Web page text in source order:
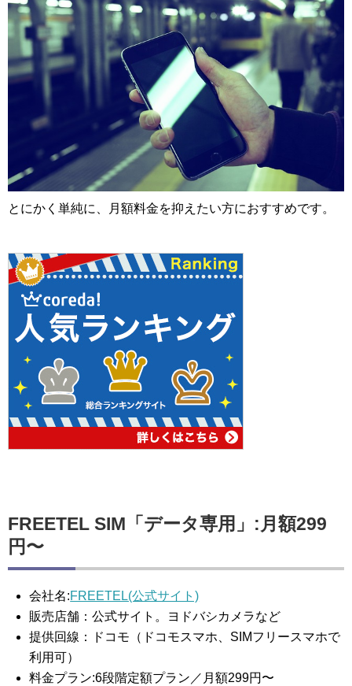
とにかく単純に、月額料金を抑えたい方におすすめです。
FREETEL SIM「データ専用」:月額299
円〜
会社名:FREETEL(公式サイト)
販売店舗：公式サイト。ヨドバシカメラなど
提供回線：ドコモ（ドコモスマホ、SIMフリースマホで
利用可）
料金プラン:6段階定額プラン／月額299円〜